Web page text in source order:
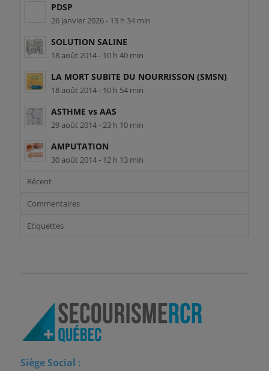
PDSP
26 janvier 2026 - 13 h 34 min
SOLUTION SALINE
18 août 2014 - 10 h 40 min
LA MORT SUBITE DU NOURRISSON (SMSN)
18 août 2014 - 10 h 54 min
ASTHME vs AAS
29 août 2014 - 23 h 10 min
AMPUTATION
30 août 2014 - 12 h 13 min
Récent
Commentaires
Etiquettes
Siège Social :